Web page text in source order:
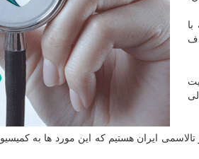
ایران هستیم كه این مورد ها به